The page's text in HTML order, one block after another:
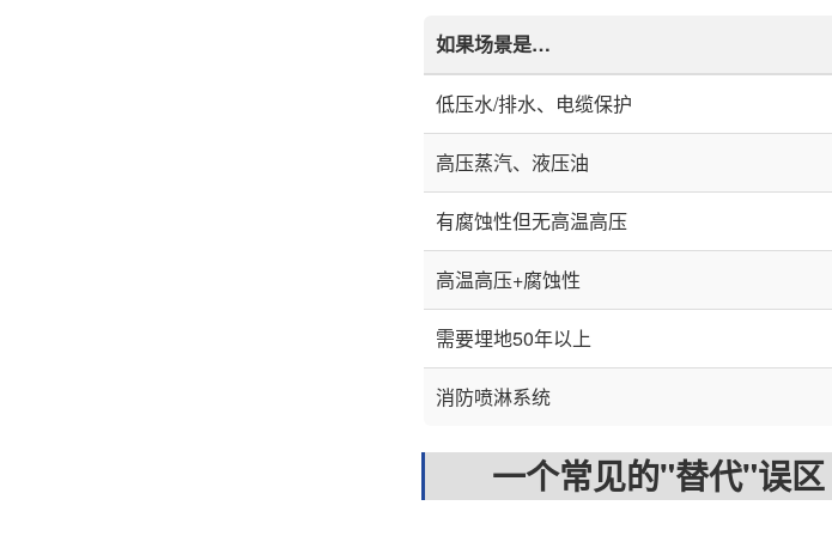
如果场景是…
低压水/排水、电缆保护
高压蒸汽、液压油
有腐蚀性但无高温高压
高温高压+腐蚀性
需要埋地50年以上
消防喷淋系统
一个常见的"替代"误区